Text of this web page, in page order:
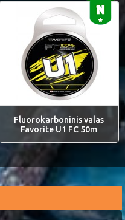
Fluorokarboninis valas
Favorite U1 FC 50m